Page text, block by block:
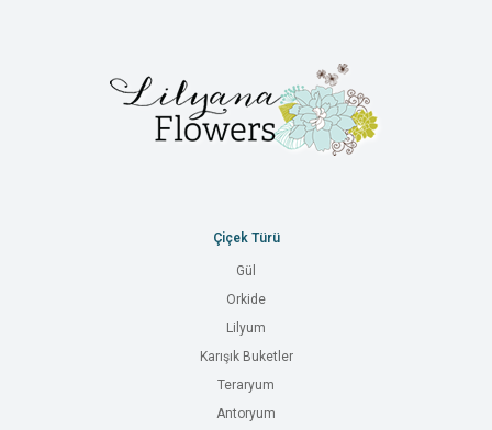
Çiçek Türü
Gül
Orkide
Lilyum
Karışık Buketler
Teraryum
Antoryum